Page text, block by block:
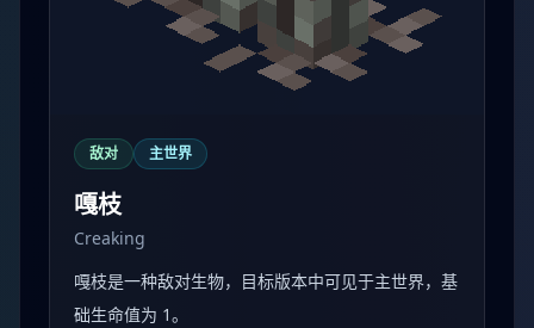
敌对 主世界
嘎枝
Creaking
嘎枝是一种敌对生物，目标版本中可见于主世界，基
础生命值为 1。